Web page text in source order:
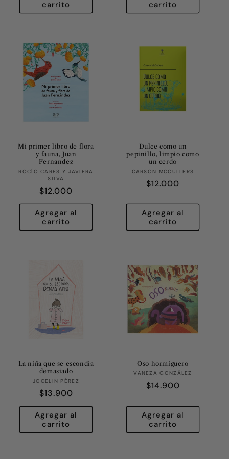
carrito
carrito
Mi primer libro de flora
y fauna, Juan
Fernandez
Proveedor:
ROCÍO CARES Y JAVIERA
SILVA
Precio
habitual
$12.000
Agregar al
carrito
Dulce como un
pepinillo, limpio como
un cerdo
Proveedor:
CARSON MCCULLERS
Precio
$12.000
Agregar al
carrito
La niña que se escondía
demasiado
Proveedor:
JOCELIN PÉREZ
Precio
habitual
$13.900
Agregar al
carrito
Oso hormiguero
Proveedor:
VANEZA GONZÁLEZ
Precio
$14.900
Agregar al
carrito